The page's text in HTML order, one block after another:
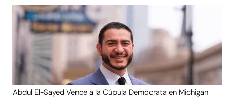
Abdul El-Sayed Vence a la Cúpula Demócrata en Michigan